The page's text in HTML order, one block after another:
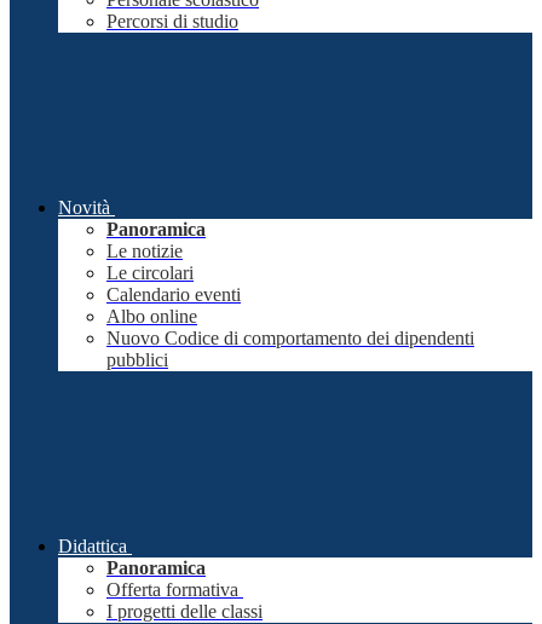
Percorsi di studio
Novità
Panoramica
Le notizie
Le circolari
Calendario eventi
Albo online
Nuovo Codice di comportamento dei dipendenti
pubblici
Didattica
Panoramica
Offerta formativa
I progetti delle classi